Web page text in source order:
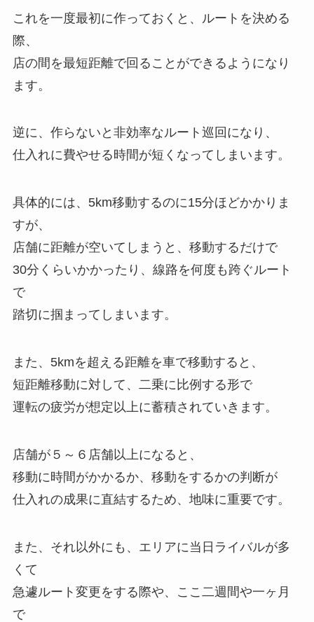
これを一度最初に作っておくと、ルートを決める
際、
店の間を最短距離で回ることができるようになり
ます。
逆に、作らないと非効率なルート巡回になり、
仕入れに費やせる時間が短くなってしまいます。
具体的には、5km移動するのに15分ほどかかりま
すが、
店舗に距離が空いてしまうと、移動するだけで
30分くらいかかったり、線路を何度も跨ぐルート
で
踏切に掴まってしまいます。
また、5kmを超える距離を車で移動すると、
短距離移動に対して、二乗に比例する形で
運転の疲労が想定以上に蓄積されていきます。
店舗が５～６店舗以上になると、
移動に時間がかかるか、移動をするかの判断が
仕入れの成果に直結するため、地味に重要です。
また、それ以外にも、エリアに当日ライバルが多
くて
急遽ルート変更をする際や、ここ二週間や一ヶ月
で